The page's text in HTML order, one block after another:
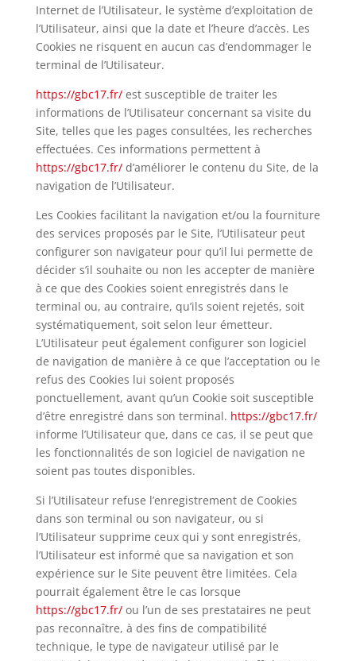
Internet de l’Utilisateur, le système d’exploitation de
l’Utilisateur, ainsi que la date et l’heure d’accès. Les
Cookies ne risquent en aucun cas d’endommager le
terminal de l’Utilisateur.
https://gbc17.fr/est susceptible de traiter les
informations de l’Utilisateur concernant sa visite du
Site, telles que les pages consultées, les recherches
effectuées. Ces informations permettent à
https://gbc17.fr/d’améliorer le contenu du Site, de la
navigation de l’Utilisateur.
Les Cookies facilitant la navigation et/ou la fourniture
des services proposés par le Site, l’Utilisateur peut
configurer son navigateur pour qu’il lui permette de
décider s’il souhaite ou non les accepter de manière
à ce que des Cookies soient enregistrés dans le
terminal ou, au contraire, qu’ils soient rejetés, soit
systématiquement, soit selon leur émetteur.
L’Utilisateur peut également configurer son logiciel
de navigation de manière à ce que l’acceptation ou le
refus des Cookies lui soient proposés
ponctuellement, avant qu’un Cookie soit susceptible
d’être enregistré dans son terminal. https://gbc17.fr/
informe l’Utilisateur que, dans ce cas, il se peut que
les fonctionnalités de son logiciel de navigation ne
soient pas toutes disponibles.
Si l’Utilisateur refuse l’enregistrement de Cookies
dans son terminal ou son navigateur, ou si
l’Utilisateur supprime ceux qui y sont enregistrés,
l’Utilisateur est informé que sa navigation et son
expérience sur le Site peuvent être limitées. Cela
pourrait également être le cas lorsque
https://gbc17.fr/ou l’un de ses prestataires ne peut
pas reconnaître, à des fins de compatibilité
technique, le type de navigateur utilisé par le